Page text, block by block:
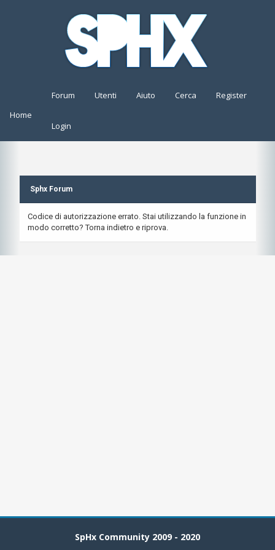
Home
Forum Utenti Aiuto Cerca Register
Login
Sphx Forum
Codice di autorizzazione errato. Stai utilizzando la funzione in
modo corretto? Torna indietro e riprova.
SpHx Community 2009 - 2020